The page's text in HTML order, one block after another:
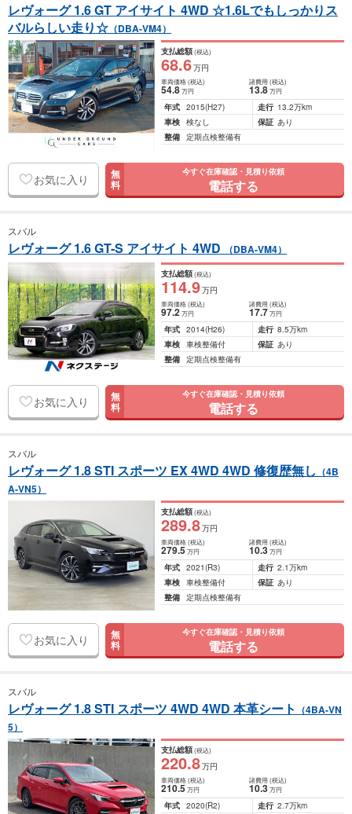
レヴォーグ 1.6 GT アイサイト 4WD ☆1.6Lでもしっかりス
バルらしい走り☆ （DBA-VM4）
支払総額(税込)
68.6万円
車両価格(税込)
54.8万円
諸費用 (税込)
13.8 万円
年式 2015(H27) 走行 13.2万km
車検 検なし 保証 あり
整備 定期点検整備有
お気に入り 無
料
今すぐ在庫確認・見積り依頼
電話する
スバル
レヴォーグ 1.6 GT-S アイサイト 4WD （DBA-VM4）
支払総額(税込)
114.9万円
車両価格(税込)
97.2万円
諸費用 (税込)
17.7 万円
年式 2014(H26) 走行 8.5万km
車検 車検整備付 保証 あり
整備 定期点検整備有
お気に入り 無
料
今すぐ在庫確認・見積り依頼
電話する
スバル
レヴォーグ 1.8 STI スポーツ EX 4WD 4WD 修復歴無し （4B
A-VN5）
支払総額(税込)
289.8万円
車両価格(税込)
279.5万円
諸費用 (税込)
10.3 万円
年式 2021(R3) 走行 2.1万km
車検 車検整備付 保証 あり
整備 定期点検整備有
お気に入り 無
料
今すぐ在庫確認・見積り依頼
電話する
スバル
レヴォーグ 1.8 STI スポーツ 4WD 4WD 本革シート （4BA-VN
5）
支払総額(税込)
220.8万円
車両価格(税込)
210.5万円
諸費用 (税込)
10.3 万円
年式 2020(R2) 走行 2.7万km